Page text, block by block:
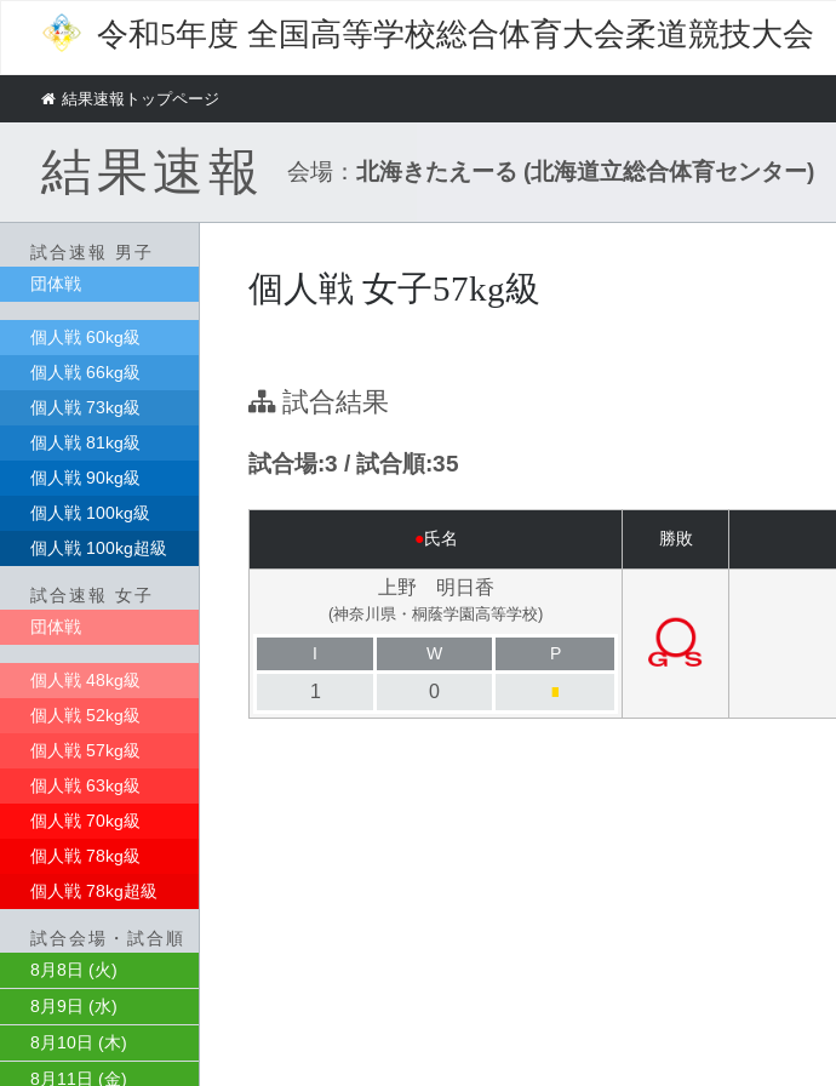
令和5年度 全国高等学校総合体育大会柔道競技大会
結果速報トップページ
結果速報 会場： 北海きたえーる (北海道立総合体育センター)
試合速報 男子
団体戦
個人戦 60kg級
個人戦 66kg級
個人戦 73kg級
個人戦 81kg級
個人戦 90kg級
個人戦 100kg級
個人戦 100kg超級
試合速報 女子
団体戦
個人戦 48kg級
個人戦 52kg級
個人戦 57kg級
個人戦 63kg級
個人戦 70kg級
個人戦 78kg級
個人戦 78kg超級
試合会場・試合順
8月8日 (火)
8月9日 (水)
8月10日 (木)
8月11日 (金)
個人戦 女子57kg級
試合結果
試合場:3 / 試合順:35
●氏名 勝敗
上野 明日香
(神奈川県・桐蔭学園高等学校)
I W P
1 0 ■